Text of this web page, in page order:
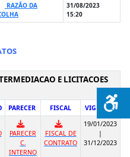
RAZÃO DA
31/08/2023
15:20
E LICITACOES
PARECER FISCAL
VIGÊNCIA
PARECER
C.
INTERNO
FISCAL DE
CONTRATO
19/01/2023
|
31/12/2023